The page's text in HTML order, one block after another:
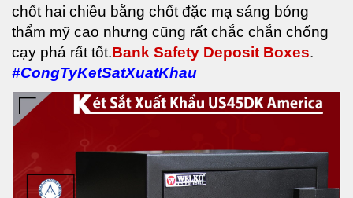
chốt hai chiều bằng chốt đặc mạ sáng bóng
thẩm mỹ cao nhưng cũng rất chắc chắn chống
cạy phá rất tốt.Bank Safety Deposit Boxes.
#CongTyKetSatXuatKhau